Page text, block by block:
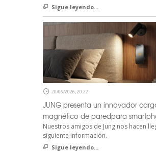
Sigue leyendo...
20/06/2026, 20:22
JUNG presenta un innovador
magnético de paredpara
Nuestros amigos de Jung nos hacen
siguiente información.
Sigue leyendo...